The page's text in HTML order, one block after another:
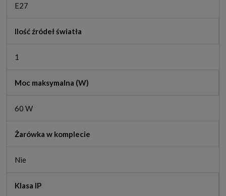
E27
Ilość źródeł światła
1
Moc maksymalna (W)
60 W
Żarówka w komplecie
Nie
Klasa IP